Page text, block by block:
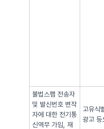
불법스팸 전송자
및 발신번호 변작
자에 대한 전기통
신역무 가입, 재
고유식
광고 등